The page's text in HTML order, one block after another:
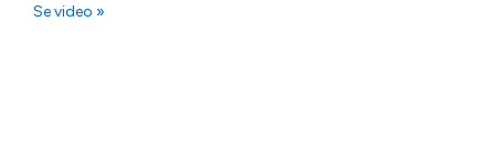
Se video »